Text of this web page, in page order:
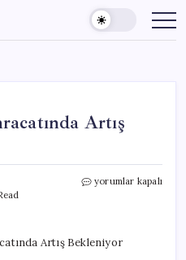
Artış
Türkiye’de
için
yorumlar kapalı